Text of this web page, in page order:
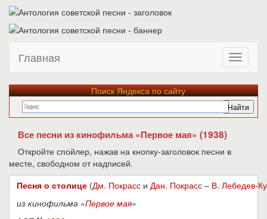
Главная
Поиск Яндекса по сайту
Все песни из кинофильма «Первое мая» (1938)
Откройте спойлер, нажав на кнопку-заголовок песни в
месте, свободном от надписей.
Песня о столице (Дм. Покрасс и Дан. Покрасс – В. Лебедев-
из кинофильма «Первое мая»